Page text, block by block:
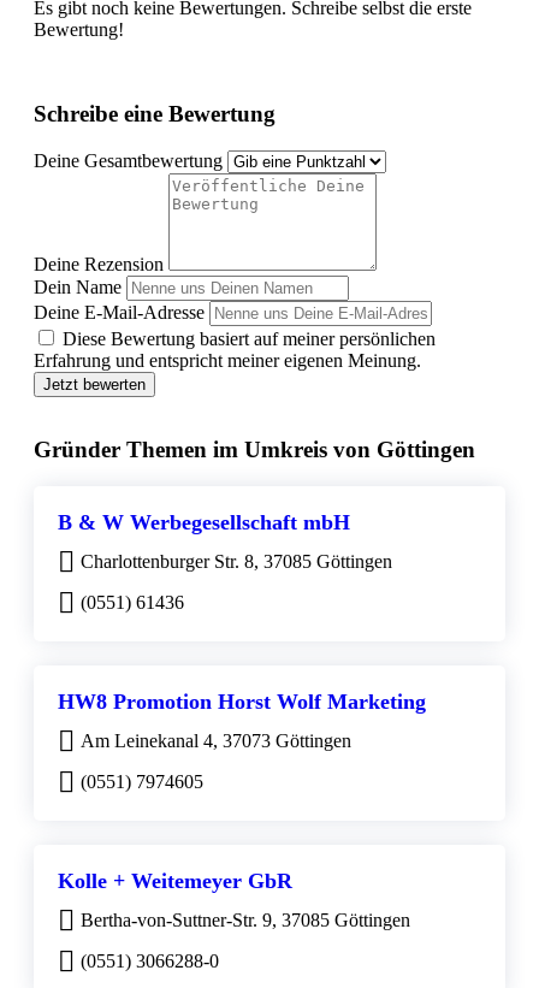
Es gibt noch keine Bewertungen. Schreibe selbst die erste
Bewertung!
Schreibe eine Bewertung
Deine Gesamtbewertung
Deine Rezension
Dein Name
Deine E-Mail-Adresse
Diese Bewertung basiert auf meiner persönlichen
Erfahrung und entspricht meiner eigenen Meinung.
Jetzt bewerten
Gründer Themen im Umkreis von Göttingen
B & W Werbegesellschaft mbH
Charlottenburger Str. 8, 37085 Göttingen
(0551) 61436
HW8 Promotion Horst Wolf Marketing
Am Leinekanal 4, 37073 Göttingen
(0551) 7974605
Kolle + Weitemeyer GbR
Bertha-von-Suttner-Str. 9, 37085 Göttingen
(0551) 3066288-0